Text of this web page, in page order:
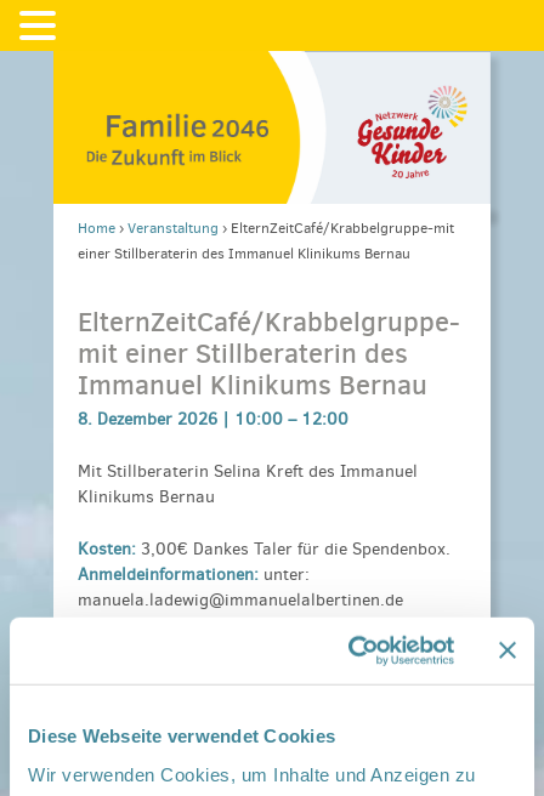
Diese Webseite verwendet Cookies
Wir verwenden Cookies, um Inhalte und Anzeigen zu
Home›Veranstaltung › ElternZeitCafé/Krabbelgruppe-mit
einer Stillberaterin des Immanuel Klinikums Bernau
ElternZeitCafé/Krabbelgruppe-
mit einer Stillberaterin des
Immanuel Klinikums Bernau
8. Dezember 2026 | 10:00 – 12:00
Mit Stillberaterin Selina Kreft des Immanuel
Klinikums Bernau
Kosten: 3,00€ Dankes Taler für die Spendenbox.
Anmeldeinformationen: unter:
manuela.ladewig@immanuelalbertinen.de
Netzwerk Gesunde Kinder Barnim Süd, Berliner
› auf Google Maps anzeigen